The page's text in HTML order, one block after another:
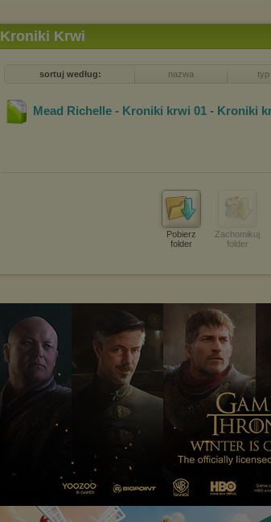
Kroniki Krwi
sortuj według: nazwa typ
Mead Richelle - Kroniki krwi 01 - Kroniki
Pobierz
folder
Zachomikuj
folder